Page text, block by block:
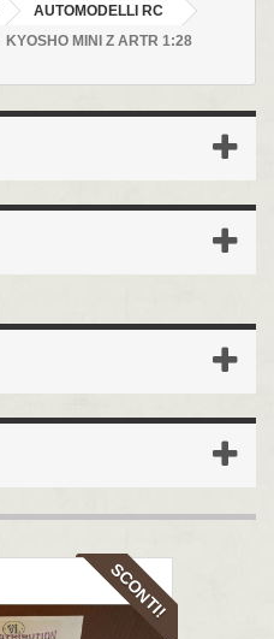
AUTOMODELLI RC
KYOSHO MINI Z ARTR 1:28
SCONTI!